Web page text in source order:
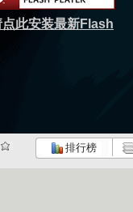
点此安装最新Flash
排行榜